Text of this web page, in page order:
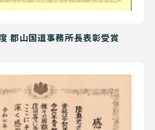
郡山国道事務所長表彰受賞